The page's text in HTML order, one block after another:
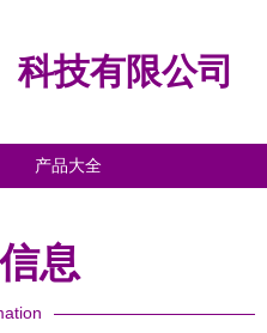
科技有限公司
产品大全
息